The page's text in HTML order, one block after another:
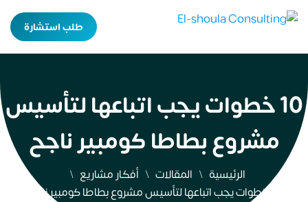
طلب استشارة
10 خطوات يجب اتباعها لتأسيس
مشروع بطاطا كومبير ناجح
الرئيسية المقالات
أفكار مشاريع